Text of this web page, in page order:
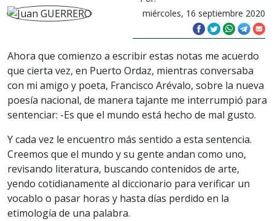
miércoles, 16 septiembre 2020
Ahora que comienzo a escribir estas notas me acuerdo
que cierta vez, en Puerto Ordaz, mientras conversaba
con mi amigo y poeta, Francisco Arévalo, sobre la nueva
poesía nacional, de manera tajante me interrumpió para
sentenciar: -Es que el mundo está hecho de mal gusto.
Y cada vez le encuentro más sentido a esta sentencia.
Creemos que el mundo y su gente andan como uno,
revisando literatura, buscando contenidos de arte,
yendo cotidianamente al diccionario para verificar un
vocablo o pasar horas y hasta días perdido en la
etimología de una palabra.